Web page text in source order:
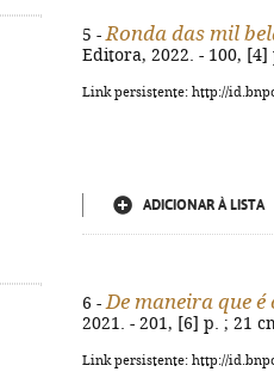
5 - Ronda das mil
Editora, 2022. - 100, [4]
Link persistente: http://
ADICIONAR À LISTA
6 - De maneira que é
2021. - 201, [6] p. ; 21
Link persistente: http://